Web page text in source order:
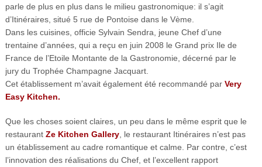
parle de plus en plus dans le milieu gastronomique: il s’agit
d’Itinéraires, situé 5 rue de Pontoise dans le Vème.
Dans les cuisines, officie Sylvain Sendra, jeune Chef d’une
trentaine d’années, qui a reçu en juin 2008 le Grand prix Ile de
France de l’Etoile Montante de la Gastronomie, décerné par le
jury du Trophée Champagne Jacquart.
Cet établissement m’avait également été recommandé par Very
Easy Kitchen.
Que les choses soient claires, un peu dans le même esprit que le
restaurant Ze Kitchen Gallery, le restaurant Itinéraires n’est pas
un établissement au cadre romantique et calme. Par contre, c’est
l’innovation des réalisations du Chef, et l’excellent rapport